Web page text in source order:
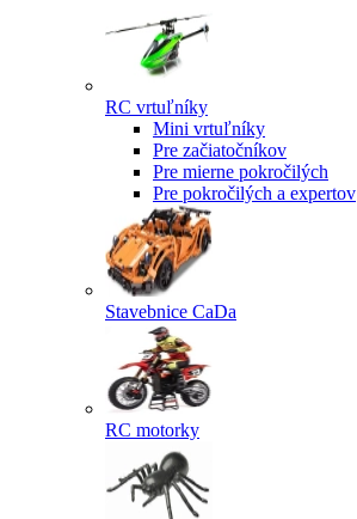
RC vrtuľníky
Mini vrtuľníky
Pre začiatočníkov
Pre mierne pokročilých
Pre pokročilých a expertov
Stavebnice CaDa
RC motorky